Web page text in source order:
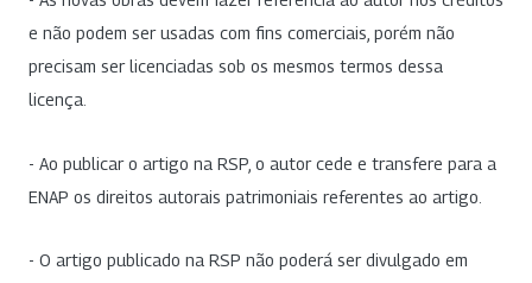
e não podem ser usadas com fins comerciais, porém não
precisam ser licenciadas sob os mesmos termos dessa
licença.
- Ao publicar o artigo na RSP, o autor cede e transfere para a
ENAP os direitos autorais patrimoniais referentes ao artigo.
- O artigo publicado na RSP não poderá ser divulgado em